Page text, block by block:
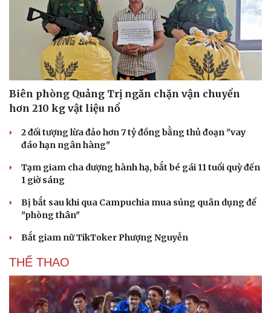
Du lịch
Săn Tour
check-in
Câu chuyện thời sự
Đọc truyện đêm khuya
Kể chuyện cho bé
Hạt giống tâm hồn
Biên phòng Quảng Trị ngăn chặn vận chuyển
hơn 210 kg vật liệu nổ
2 đối tượng lừa đảo hơn 7 tỷ đồng bằng thủ đoạn "vay
đáo hạn ngân hàng"
Tạm giam cha dượng hành hạ, bắt bé gái 11 tuổi quỳ đến
1 giờ sáng
Bị bắt sau khi qua Campuchia mua súng quân dụng để
"phòng thân"
Bắt giam nữ TikToker Phượng Nguyễn
THỂ THAO